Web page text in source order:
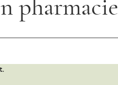
Nos valeurs
pharmacie